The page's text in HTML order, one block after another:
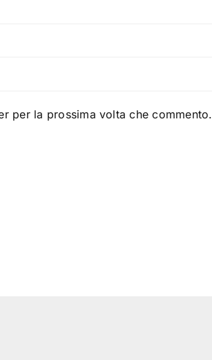
per la prossima volta che commento.